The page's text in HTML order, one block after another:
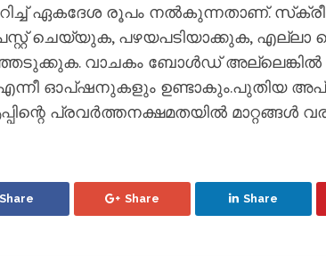
ഏകദേശ രൂപം നല്‍കുന്നതാണ്.
ചെയ്യുക, പഴയപടിയാക്കുക, എല്ലാ
വാചകം ബോള്‍ഡ് അല്ലെങ്കില്‍
ഓപ്ഷനുകളും ഉണ്ടാകും.പുതിയ
പ്രവര്‍ത്തനക്ഷമതയില്‍ മാറ്റങ്ങള്‍
Share Share Share